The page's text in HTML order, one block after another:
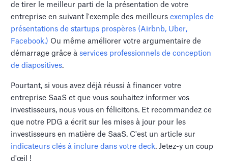
de tirer le meilleur parti de la présentation de votre
entreprise en suivant l'exemple des meilleursexemples de
présentations de startups prospères (Airbnb, Uber,
Facebook.) Ou même améliorer votre argumentaire de
démarrage grâce àservices professionnels de conception
de diapositives.
Pourtant, si vous avez déjà réussi à financer votre
entreprise SaaS et que vous souhaitez informer vos
investisseurs, nous vous en félicitons. Et recommandez ce
que notre PDG a écrit sur les mises à jour pour les
investisseurs en matière de SaaS. C'est un article sur
indicateurs clés à inclure dans votre deck. Jetez-y un coup
d'œil !